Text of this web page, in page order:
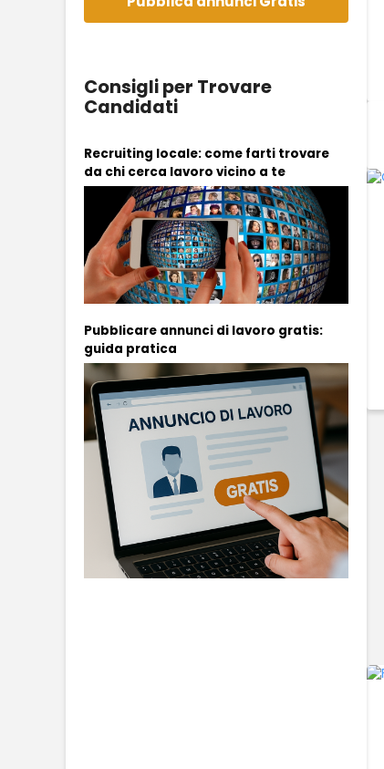
Consigli per Trovare
Candidati
Recruiting locale: come farti trovare
da chi cerca lavoro vicino a te
Pubblicare annunci di lavoro gratis:
guida pratica